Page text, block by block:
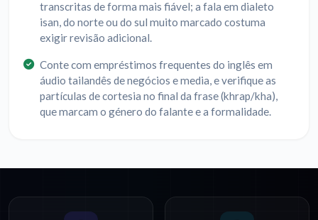
transcritas de forma mais fiável; a fala em dialeto
isan, do norte ou do sul muito marcado costuma
exigir revisão adicional.
Conte com empréstimos frequentes do inglês em
áudio tailandês de negócios e media, e verifique as
partículas de cortesia no final da frase (khrap/kha),
que marcam o género do falante e a formalidade.